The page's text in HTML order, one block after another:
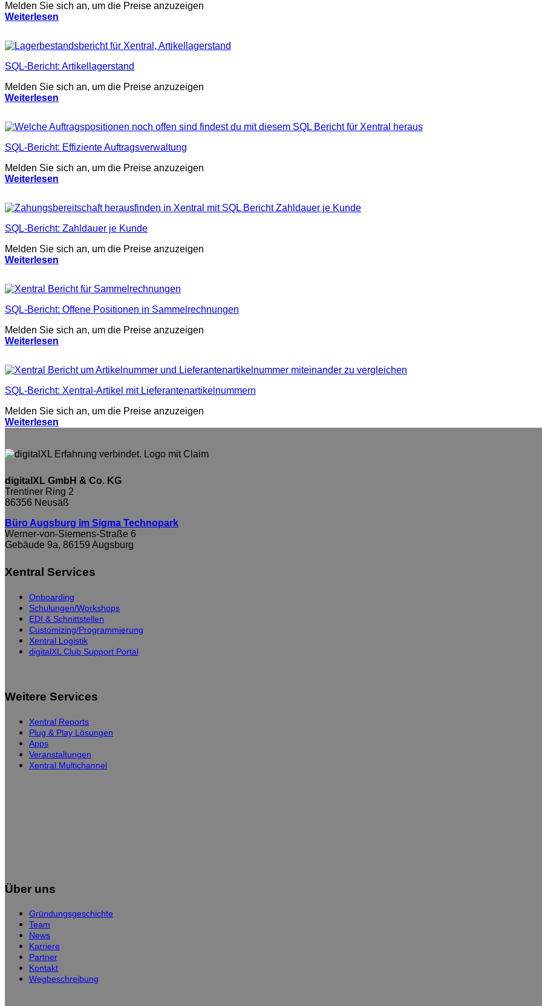
Melden Sie sich an, um die Preise anzuzeigen
Weiterlesen
SQL-Bericht: Artikellagerstand
Melden Sie sich an, um die Preise anzuzeigen
Weiterlesen
SQL-Bericht: Effiziente Auftragsverwaltung
Melden Sie sich an, um die Preise anzuzeigen
Weiterlesen
SQL-Bericht: Zahldauer je Kunde
Melden Sie sich an, um die Preise anzuzeigen
Weiterlesen
SQL-Bericht: Offene Positionen in Sammelrechnungen
Melden Sie sich an, um die Preise anzuzeigen
Weiterlesen
SQL-Bericht: Xentral-Artikel mit Lieferantenartikelnummern
Melden Sie sich an, um die Preise anzuzeigen
Weiterlesen
digitalXL GmbH & Co. KG
Trentiner Ring 2
86356 Neusäß
Büro Augsburg im Sigma Technopark
Werner-von-Siemens-Straße 6
Gebäude 9a, 86159 Augsburg
Xentral Services
Onboarding
Schulungen/Workshops
EDI & Schnittstellen
Customizing/Programmierung
Xentral Logistik
digitalXL Club Support Portal
Weitere Services
Xentral Reports
Plug & Play Lösungen
Apps
Veranstaltungen
Xentral Multichannel
Über uns
Gründungsgeschichte
Team
News
Karriere
Partner
Kontakt
Wegbeschreibung